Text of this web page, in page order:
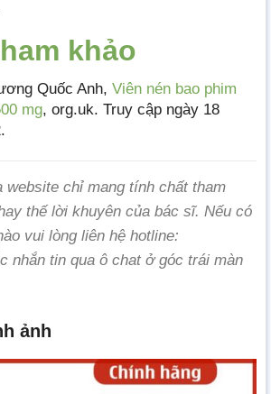
khảo
Quốc Anh, Viên nén bao phim
mg, org.uk. Truy cập ngày 18
website chỉ mang tính chất tham
thế lời khuyên của bác sĩ. Nếu có
vui lòng liên hệ hotline:
nhắn tin qua ô chat ở góc trái màn
ảnh